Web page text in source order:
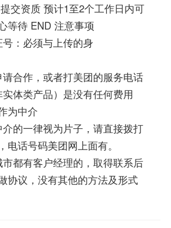
交资质 预计1至2个工作日内可
等待 END 注意事项
：必须与上传的身
合作，或者打美团的服务电话
体类产品）是没有任何费用
为中介
的一律视为片子，请直接拨打
电话号码美团网上面有。
都有客户经理的，取得联系后
协议，没有其他的方法及形式